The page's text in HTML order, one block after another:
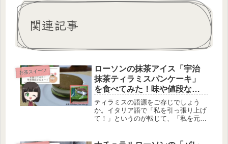
関連記事
お茶スイーツ
ローソンの抹茶アイス「宇治
抹茶ティラミスパンケーキ」
を食べてみた！味や値段など
を写真付きでレビュー！
ティラミスの語源をご存じでしょう
か。イタリア語で「私を引っ張り上げ
て！」というのが転じて、「私を元気